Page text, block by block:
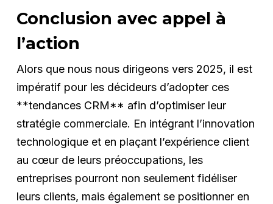
Conclusion avec appel à
l’action
Alors que nous nous dirigeons vers 2025, il est
impératif pour les décideurs d’adopter ces
**tendances CRM** afin d’optimiser leur
stratégie commerciale. En intégrant l’innovation
technologique et en plaçant l’expérience client
au cœur de leurs préoccupations, les
entreprises pourront non seulement fidéliser
leurs clients, mais également se positionner en